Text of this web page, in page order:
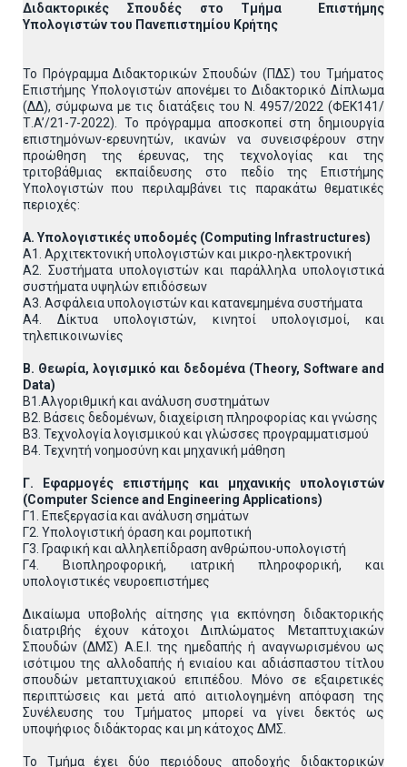
Διδακτορικές Σπουδές στο Τμήμα
Eπιστήμης
Υπολογιστών του Πανεπιστημίου Κρήτης
Το Πρόγραμμα Διδακτορικών Σπουδών (ΠΔΣ) του Τμήματος
Επιστήμης Υπολογιστών απονέμει το Διδακτορικό Δίπλωμα
(ΔΔ), σύμφωνα με τις διατάξεις του Ν. 4957/2022 (ΦΕΚ141/
Τ.A’/21-7-2022). Το πρόγραμμα αποσκοπεί στη δημιουργία
επιστημόνων-ερευνητών, ικανών να συνεισφέρουν στην
προώθηση της έρευνας, της τεχνολογίας και της
τριτοβάθμιας εκπαίδευσης στο πεδίο της Επιστήμης
Υπολογιστών που περιλαμβάνει τις παρακάτω θεματικές
περιοχές:
Α. Υπολογιστικές υποδομές (Computing Infrastructures)
Α1. Αρχιτεκτονική υπολογιστών και μικρο-ηλεκτρονική
Α2. Συστήματα υπολογιστών και παράλληλα υπολογιστικά
συστήματα υψηλών επιδόσεων
Α3. Ασφάλεια υπολογιστών και κατανεμημένα συστήματα
Α4. Δίκτυα υπολογιστών, κινητοί υπολογισμοί, και
τηλεπικοινωνίες
Β. Θεωρία, λογισμικό και δεδομένα (Theory, Software and
Data)
Β1.Αλγοριθμική και ανάλυση συστημάτων
Β2. Βάσεις δεδομένων, διαχείριση πληροφορίας και γνώσης
Β3. Τεχνολογία λογισμικού και γλώσσες προγραμματισμού
Β4. Τεχνητή νοημοσύνη και μηχανική μάθηση
Γ. Εφαρμογές επιστήμης και μηχανικής υπολογιστών
(Computer Scienceand Engineering Applications)
Γ1. Επεξεργασία και ανάλυση σημάτων
Γ2. Υπολογιστική όραση και ρομποτική
Γ3. Γραφική και αλληλεπίδραση ανθρώπου-υπολογιστή
Γ4. Βιοπληροφορική, ιατρική πληροφορική, και
υπολογιστικές νευροεπιστήμες
Δικαίωμα υποβολής αίτησης για εκπόνηση διδακτορικής
διατριβής έχουν κάτοχοι Διπλώματος Μεταπτυχιακών
Σπουδών (ΔΜΣ) Α.Ε.Ι. της ημεδαπής ή αναγνωρισμένου ως
ισότιμου της αλλοδαπής ή ενιαίου και αδιάσπαστου τίτλου
σπουδών μεταπτυχιακού επιπέδου. Μόνο σε εξαιρετικές
περιπτώσεις και μετά από αιτιολογημένη απόφαση της
Συνέλευσης του Τμήματος μπορεί να γίνει δεκτός ως
υποψήφιος διδάκτορας και μη κάτοχος ΔΜΣ.
Το Τμήμα έχει δύο περιόδους αποδοχής διδακτορικών